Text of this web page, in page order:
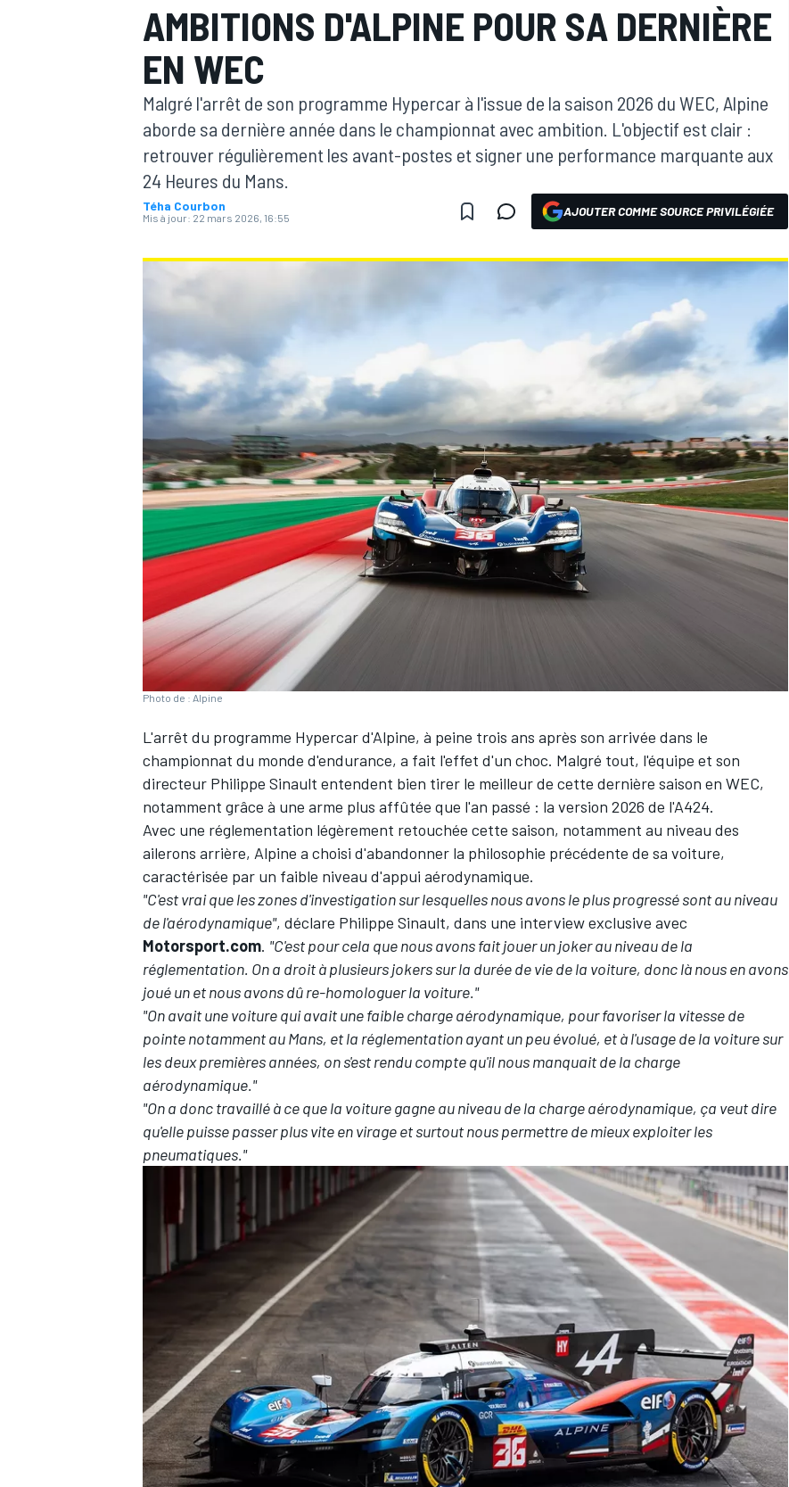
MOTOGP
WRC
AMBITIONS D'ALPINE POUR SA DERNIÈRE
EN WEC
Malgré l'arrêt de son programme Hypercar à l'issue de la saison 2026 du WEC, Alpine
aborde sa dernière année dans le championnat avec ambition. L'objectif est clair :
retrouver régulièrement les avant-postes et signer une performance marquante aux
24 Heures du Mans.
Téha Courbon
Mis à jour: 22 mars 2026, 16:55 AJOUTER COMME SOURCE PRIVILÉGIÉE
Photo de : Alpine
L'arrêt du programme Hypercar d'Alpine, à peine trois ans après son arrivée dans le
championnat du monde d'endurance, a fait l'effet d'un choc. Malgré tout, l'équipe et son
directeur Philippe Sinault entendent bien tirer le meilleur de cette dernière saison en WEC,
notamment grâce à une arme plus affûtée que l'an passé : la version 2026 de l'A424.
Avec une réglementation légèrement retouchée cette saison, notamment au niveau des
ailerons arrière, Alpine a choisi d'abandonner la philosophie précédente de sa voiture,
caractérisée par un faible niveau d'appui aérodynamique.
"C'est vrai que les zones d'investigation sur lesquelles nous avons le plus progressé sont au niveau
de l'aérodynamique", déclare Philippe Sinault, dans une interview exclusive avec
Motorsport.com. "C'est pour cela que nous avons fait jouer un joker au niveau de la
réglementation. On a droit à plusieurs jokers sur la durée de vie de la voiture, donc là nous en avons
joué un et nous avons dû re-homologuer la voiture."
"On avait une voiture qui avait une faible charge aérodynamique, pour favoriser la vitesse de
pointe notamment au Mans, et la réglementation ayant un peu évolué, et à l'usage de la voiture sur
les deux premières années, on s'est rendu compte qu'il nous manquait de la charge
aérodynamique."
"On a donc travaillé à ce que la voiture gagne au niveau de la charge aérodynamique, ça veut dire
qu'elle puisse passer plus vite en virage et surtout nous permettre de mieux exploiter les
pneumatiques."